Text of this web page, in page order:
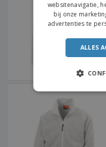
websitenavigatie,
bij onze
advertenties te
ALLES